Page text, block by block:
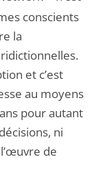
conscients
la
et c’est
au moyens
pour autant
ni
de